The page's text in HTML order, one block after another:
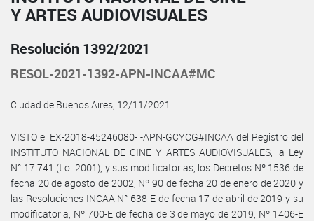
Y ARTES AUDIOVISUALES
Resolución 1392/2021
RESOL-2021-1392-APN-INCAA#MC
Ciudad de Buenos Aires, 12/11/2021
VISTO el EX-2018-45246080- -APN-GCYCG#INCAA del Registro del
INSTITUTO NACIONAL DE CINE Y ARTES AUDIOVISUALES, la Ley
N° 17.741 (t.o. 2001), y sus modificatorias, los Decretos Nº 1536 de
fecha 20 de agosto de 2002, Nº 90 de fecha 20 de enero de 2020 y
las Resoluciones INCAA N° 638-E de fecha 17 de abril de 2019 y su
modificatoria, Nº 700-E de fecha de 3 de mayo de 2019, Nº 1406-E